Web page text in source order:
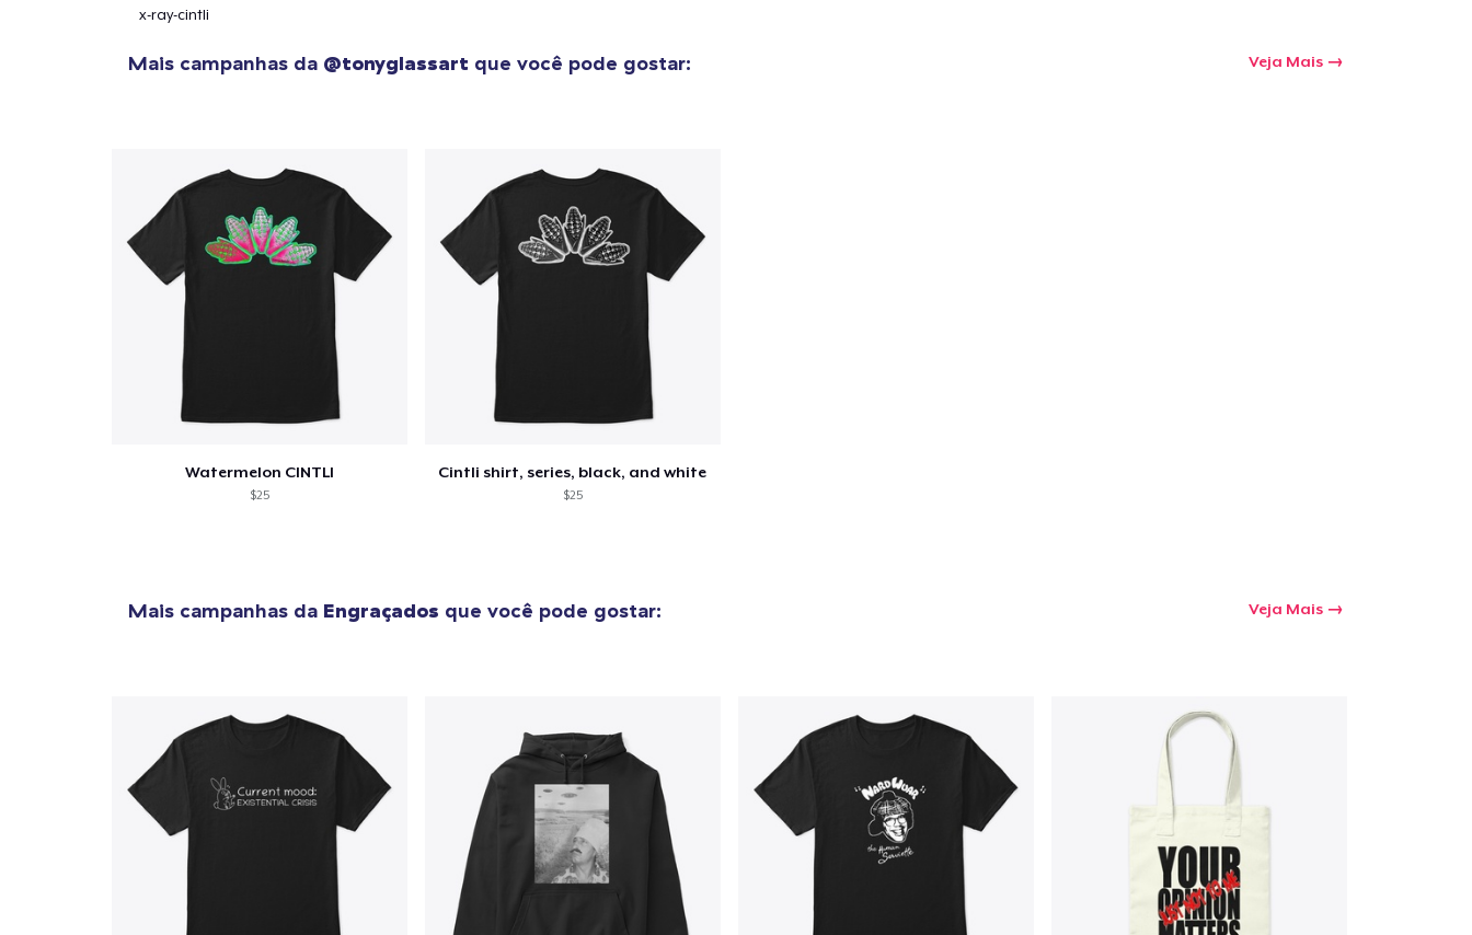
x-ray-cintli
Mais campanhas da @tonyglassart que você pode gostar: Veja Mais
Watermelon CINTLI
$25
Cintli shirt, series, black, and white
$25
Mais campanhas da Engraçados que você pode gostar: Veja Mais